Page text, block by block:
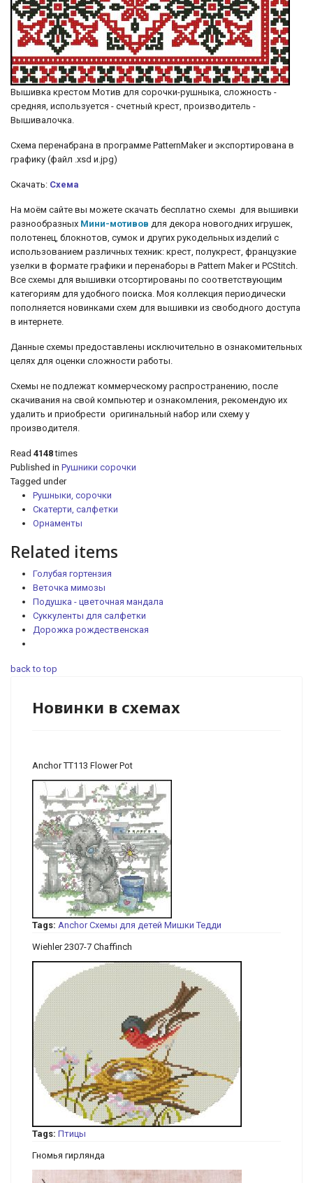
Вышивка крестом Мотив для сорочки-рушныка, сложность -
средняя, используется - счетный крест, производитель -
Вышивалочка.
Cхема перенабрана в программе PatternMaker и экспортирована в
графику (файл .xsd и.jpg)
Скачать: Схема
На моём сайте вы можете скачать бесплатно схемы для вышивки
разнообразных Мини-мотивов для декора новогодних игрушек,
полотенец, блокнотов, сумок и других рукодельных изделий с
использованием различных техник: крест, полукрест, французкие
узелки в формате графики и перенаборы в Pattern Maker и PCStitch.
Все схемы для вышивки отсортированы по соответствующим
категориям для удобного поиска. Моя коллекция периодически
пополняется новинками схем для вышивки из свободного доступа
в интернете.
Данные схемы предоставлены исключительно в ознакомительных
целях для оценки сложности работы.
Схемы не подлежат коммерческому распространению, после
скачивания на свой компьютер и ознакомления, рекомендую их
удалить и приобрести оригинальный набор или схему у
производителя.
Read 4148times
Published in Рушники сорочки
Tagged under
Рушныки, сорочки
Скатерти, салфетки
Орнаменты
Related items
Голубая гортензия
Веточка мимозы
Подушка - цветочная мандала
Суккуленты для салфетки
Дорожка рождественская
back to top
Новинки в схемах
Anchor TT113 Flower Pot
Tags: Anchor Схемы для детей Мишки Тедди
Wiehler 2307-7 Chaffinch
Tags: Птицы
Гномья гирлянда